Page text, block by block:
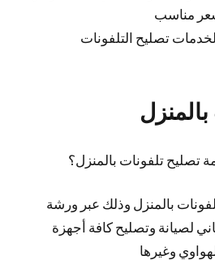
مناسب
تصليح التلفونات
تلفونات بالمنزل؟
بالمنزل وذلك عبر ورشة
لصيانة وتصليح كافة أجهزة
وغيرها